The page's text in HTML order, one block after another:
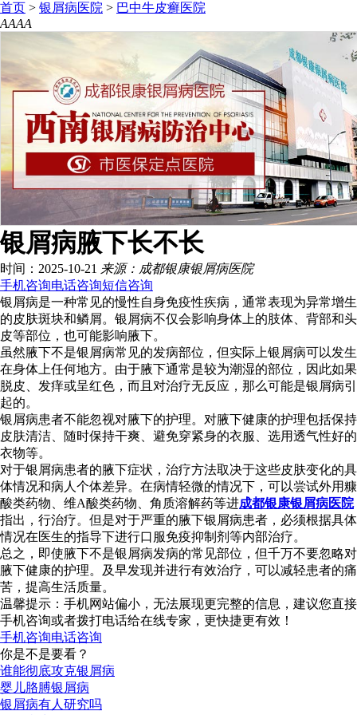
首页 > 银屑病医院 > 巴中牛皮癣医院
AAAA
银屑病腋下长不长
时间：2025-10-21 来源：成都银康银屑病医院
手机咨询电话咨询短信咨询
银屑病是一种常见的慢性自身免疫性疾病，通常表现为异常增生
的皮肤斑块和鳞屑。银屑病不仅会影响身体上的肢体、背部和头
皮等部位，也可能影响腋下。
虽然腋下不是银屑病常见的发病部位，但实际上银屑病可以发生
在身体上任何地方。由于腋下通常是较为潮湿的部位，因此如果
脱皮、发痒或呈红色，而且对治疗无反应，那么可能是银屑病引
起的。
银屑病患者不能忽视对腋下的护理。对腋下健康的护理包括保持
皮肤清洁、随时保持干爽、避免穿紧身的衣服、选用透气性好的
衣物等。
对于银屑病患者的腋下症状，治疗方法取决于这些皮肤变化的具
体情况和病人个体差异。在病情轻微的情况下，可以尝试外用糠
酸类药物、维A酸类药物、角质溶解药等进成都银康银屑病医院
指出，行治疗。但是对于严重的腋下银屑病患者，必须根据具体
情况在医生的指导下进行口服免疫抑制剂等内部治疗。
总之，即使腋下不是银屑病发病的常见部位，但千万不要忽略对
腋下健康的护理。及早发现并进行有效治疗，可以减轻患者的痛
苦，提高生活质量。
温馨提示：手机网站偏小，无法展现更完整的信息，建议您直接
手机咨询或者拨打电话给在线专家，更快捷更有效！
手机咨询电话咨询
你是不是要看？
谁能彻底攻克银屑病
婴儿胳膊银屑病
银屑病有人研究吗